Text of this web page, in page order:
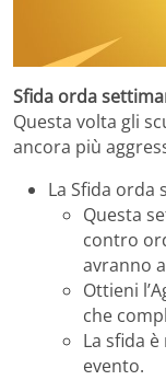
Sfida orda
Questa volta gli
ancora più
La Sfida orda
Questa
contro
avranno
Ottieni
che
La sfida
evento.